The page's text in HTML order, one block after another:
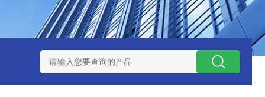
污水提升泵站 一体化智能预制泵站 污水预制泵